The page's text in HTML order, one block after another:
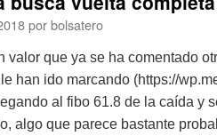
porbolsatero
valor que ya se ha comentado
han ido marcando (https://
al fibo 61.8 de la caída y
algo que parece bastante